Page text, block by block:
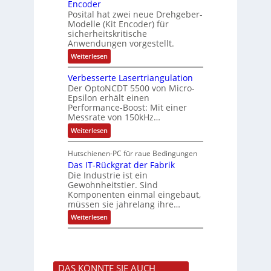
g
e
w
ä
h
t
t
e
ä
l
t
S
c
h
u
t
z
l
a
c
k
b
e
s
c
i
c
h
t
u
n
g
f
a
l
o
s
e
F
a
n
g
s
c
h
a
l
t
u
n
g
Encoder
Posital hat zwei neue Drehgeber-
Modelle (Kit Encoder) für
sicherheitskritische
Anwendungen vorgestellt.
Weiterlesen:
B
t
t
e
r
i
e
l
o
e
M
u
l
t
i
t
u
r
t
Verbesserte Lasertriangulation
Der OptoNCDT 5500 von Micro-
Epsilon erhält einen
Performance-Boost: Mit einer
Messrate von 150kHz…
Weiterlesen:
V
r
b
e
s
s
e
r
t
e
L
r
Hutschienen-PC für raue Bedingungen
Das IT-Rückgrat der Fabrik
Die Industrie ist ein
Gewohnheitstier. Sind
Komponenten einmal eingebaut,
müssen sie jahrelang ihre…
Weiterlesen:
D
-
DAS KÖNNTE SIE AUCH